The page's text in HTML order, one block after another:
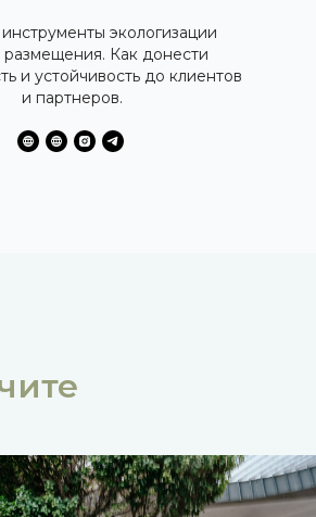
экологизации
размещения. Как донести
и устойчивость до клиентов
и партнеров.